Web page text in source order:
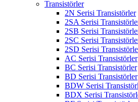
Transistörler
2N Serisi Transistörler
2SA Serisi
2SB Serisi
2SC Serisi
2SD Serisi
AC Serisi Transistörler
BC Serisi Transistörler
BD Serisi Transistörler
BDW Serisi
BDX Serisi